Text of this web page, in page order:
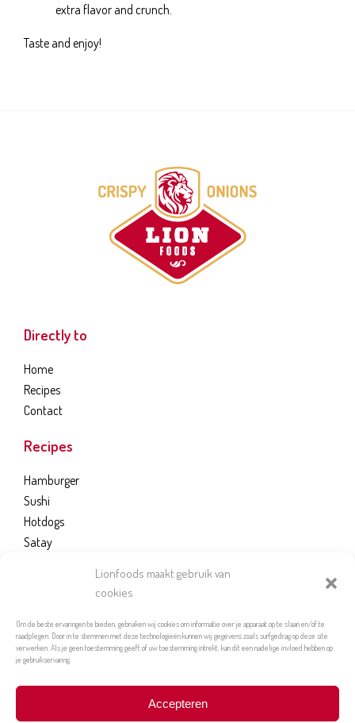
Lionfoods maakt gebruik van
cookies
Om de beste ervaringen te bieden, gebruiken wij cookies om informatie over je apparaat op te slaan en/of te
raadplegen. Door in te stemmen met deze technologieën kunnen wij gegevens zoals surfgedrag op deze site
verwerken. Als je geen toestemming geeft of uw toestemming intrekt, kan dit een nadelige invloed hebben op
je gebruikservaring.
Accepteren
extra flavor and crunch.
Taste and enjoy!
Directly to
Home
Recipes
Contact
Recipes
Hamburger
Sushi
Hotdogs
Satay
LION FOODS B.V.
Kloosterpoort 35
4421 SN Kapelle
+31 (0) 166 - 663 644